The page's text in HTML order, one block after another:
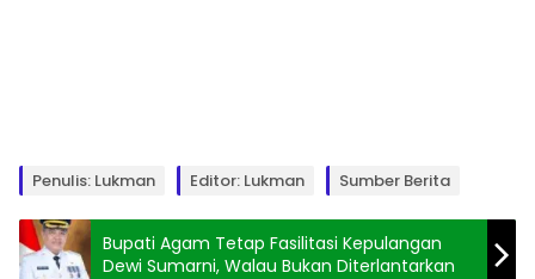
Penulis: Lukman Editor: Lukman Sumber Berita
Bupati Agam Tetap Fasilitasi Kepulangan
Dewi Sumarni, Walau Bukan Diterlantarkan